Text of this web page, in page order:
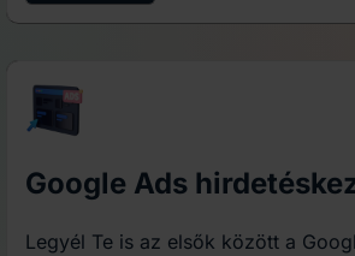
Google Ads
Legyél Te is az elsők között a